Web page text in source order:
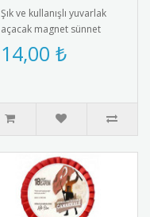
Şık ve kullanışlı yuvarlak
açacak magnet sünnet
hediyesi. Yüksek kaliteli
mıknatıs ve paslanmaz
14,00 ₺